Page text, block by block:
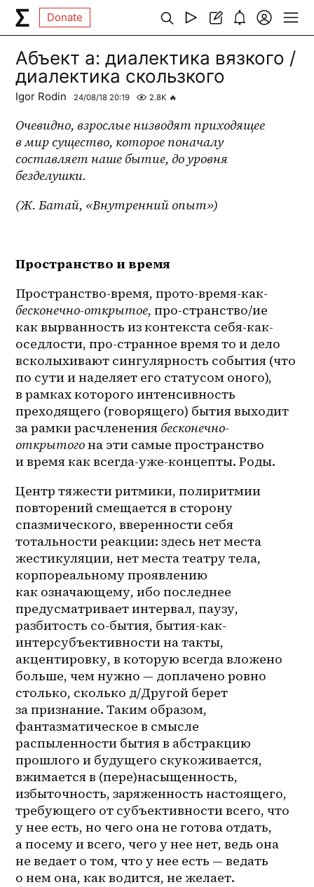
Donate
Абъект а: диалектика вязкого /
диалектика скользкого
Igor Rodin 24/08/18 20:19 2.8K 🔥
Очевидно, взрослые низводят приходящее
в мир существо, которое поначалу
составляет наше бытие, до уровня
безделушки.
(Ж. Батай, «Внутренний опыт»)
Пространство и время
Пространство-время, прото-время-как-
бесконечно-открытое, про-странство/ие
как вырванность из контекста себя-как-
оседлости, про-странное время то и дело
всколыхивают сингулярность события (что
по сути и наделяет его статусом оного),
в рамках которого интенсивность
преходящего (говорящего) бытия выходит
за рамки расчленения бесконечно-
открытого на эти самые пространство
и время как всегда-уже-концепты. Роды.
Центр тяжести ритмики, полиритмии
повторений смещается в сторону
спазмического, вверенности себя
тотальности реакции: здесь нет места
жестикуляции, нет места театру тела,
корпореальному проявлению
как означающему, ибо последнее
предусматривает интервал, паузу,
разбитость со-бытия, бытия-как-
интерсубъективности на такты,
акцентировку, в которую всегда вложено
больше, чем нужно — доплачено ровно
столько, сколько д/Другой берет
за признание. Таким образом,
фантазматическое в смысле
распыленности бытия в абстракцию
прошлого и будущего скукоживается,
вжимается в (пере)насыщенность,
избыточность, заряженность настоящего,
требующего от субъективности всего, что
у нее есть, но чего она не готова отдать,
а посему и всего, чего у нее нет, ведь она
не ведает о том, что у нее есть — ведать
о нем она, как водится, не желает.